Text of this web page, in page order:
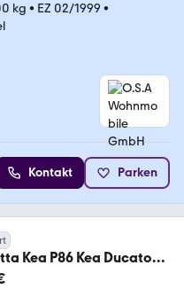
kg • EZ 02/1999 •
Kontakt Parken
Kea P86 Kea Ducato
132KW